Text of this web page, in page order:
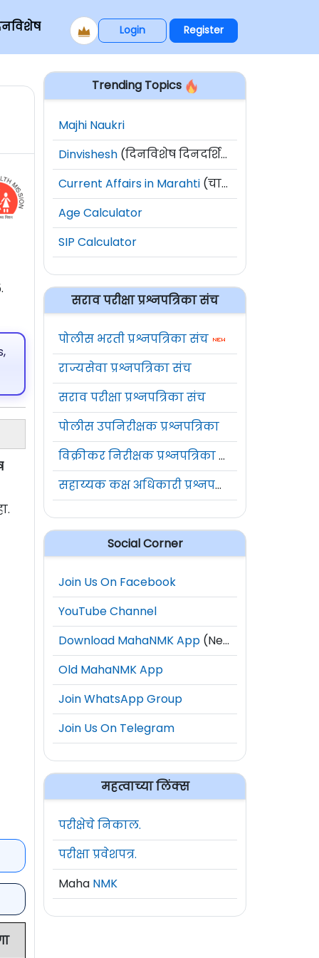
Login Register
Trending Topics
Majhi Naukri
Dinvishesh (दिनविशेष दिनदर्शिका)
Current Affairs in Marahti (चालू घडामोडी)
Age Calculator
SIP Calculator
सराव परीक्षा प्रश्नपत्रिका संच
पोलीस भरती प्रश्नपत्रिका संच
राज्यसेवा प्रश्नपत्रिका संच
सराव परीक्षा प्रश्नपत्रिका संच
पोलीस उपनिरीक्षक प्रश्नपत्रिका
विक्रीकर निरीक्षक प्रश्नपत्रिका संच
सहाय्यक कक्ष अधिकारी प्रश्नपत्रिका संच
Social Corner
Join Us On Facebook
YouTube Channel
Download MahaNMK App (New)
Old MahaNMK App
Join WhatsApp Group
Join Us On Telegram
महत्वाच्या लिंक्स
परीक्षेचे निकाल.
परीक्षा प्रवेशपत्र.
Maha NMK